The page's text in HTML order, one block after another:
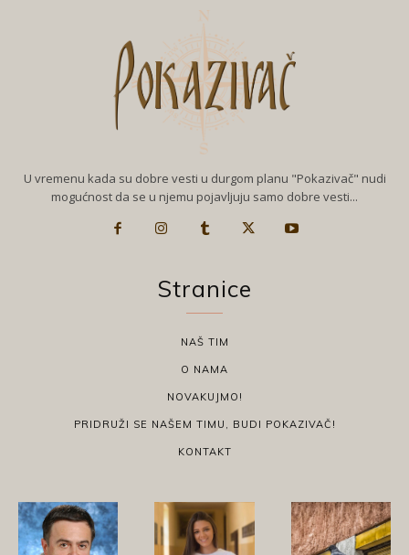
U vremenu kada su dobre vesti u durgom planu "Pokazivač" nudi
mogućnost da se u njemu pojavljuju samo dobre vesti...
Stranice
NAŠ TIM
O NAMA
NOVAKUJMO!
PRIDRUŽI SE NAŠEM TIMU, BUDI POKAZIVAČ!
KONTAKT